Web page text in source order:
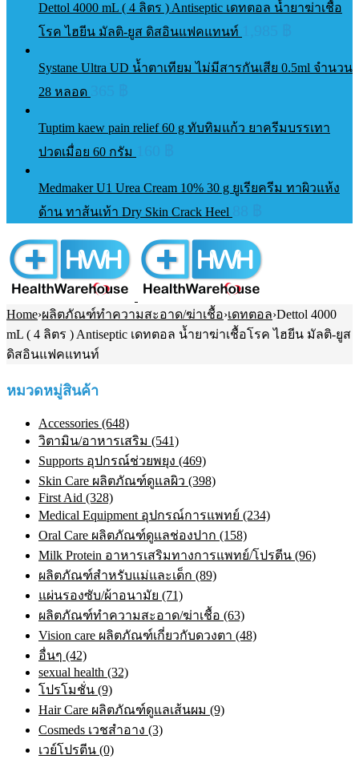
Dettol 4000 mL ( 4 ลิตร ) Antiseptic เดทตอล น้ำยาฆ่าเชื้อ
โรค ไฮยีน มัลติ-ยูส ดิสอินแฟคแทนท์
Systane Ultra UD น้ำตาเทียม ไม่มีสารกันเสีย 0.5ml จำนวน
28 หลอด
Tuptim kaew pain relief 60 g ทับทิมแก้ว ยาครีมบรรเทา
ปวดเมื่อย 60 กรัม
Medmaker U1 Urea Cream 10% 30 g ยูเรียครีม ทาผิวแห้ง
ด้าน ทาส้นเท้า Dry Skin Crack Heel
Home›ผลิตภัณฑ์ทําความสะอาด/ฆ่าเชื้อ›เดทตอล›Dettol 4000
mL ( 4 ลิตร ) Antiseptic เดทตอล น้ำยาฆ่าเชื้อโรค ไฮยีน มัลติ-ยูส
ดิสอินแฟคแทนท์
หมวดหมู่สินค้า
Accessories (648)
วิตามิน/อาหารเสริม (541)
Supports อุปกรณ์ช่วยพยุง (469)
Skin Care ผลิตภัณฑ์ดูแลผิว (398)
First Aid (328)
Medical Equipment อุปกรณ์การแพทย์ (234)
Oral Care ผลิตภัณฑ์ดูแลช่องปาก (158)
Milk Protein อาหารเสริมทางการแพทย์/โปรตีน (96)
ผลิตภัณฑ์สำหรับแม่และเด็ก (89)
แผ่นรองซับ/ผ้าอนามัย (71)
ผลิตภัณฑ์ทําความสะอาด/ฆ่าเชื้อ (63)
Vision care ผลิตภัณฑ์เกี่ยวกับดวงตา (48)
อื่นๆ (42)
sexual health (32)
โปรโมชั่น (9)
Hair Care ผลิตภัณฑ์ดูแลเส้นผม (9)
Cosmeds เวชสําอาง (3)
เวย์โปรตีน (0)